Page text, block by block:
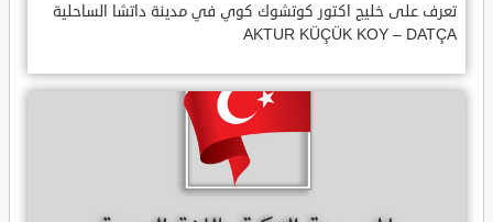
تعرف على خليج اكتور كوتشوك كوي في مدينة داتشا الساحلية
AKTUR KÜÇÜK KOY – DATÇA